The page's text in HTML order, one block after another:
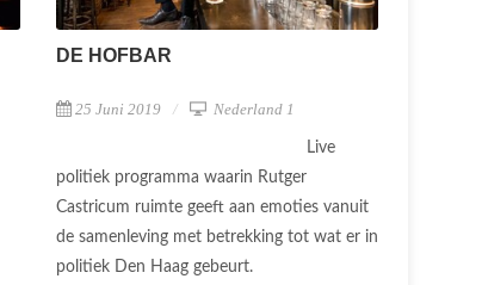
DE HOFBAR
25 Juni 2019 Nederland 1
Live
politiek programma waarin Rutger
Castricum ruimte geeft aan emoties vanuit
de samenleving met betrekking tot wat er in
politiek Den Haag gebeurt.